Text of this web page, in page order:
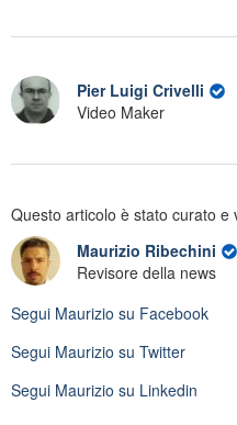
Pier Luigi Crivelli
Video Maker
Questo articolo è stato curato e
Maurizio Ribechini
Revisore della news
Segui Maurizio su Facebook
Segui Maurizio su Twitter
Segui Maurizio su Linkedin